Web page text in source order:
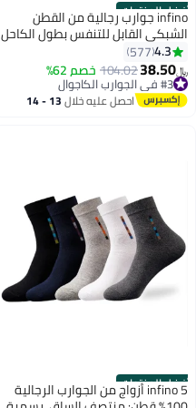
أفضل المنتجات
4
infino جوارب رجالية من القطن
الشبكي القابل للتنفس بطول الكاحل
- 5 أزواج، خفيفة الوزن ومريحة
لفصول الربيع والصيف والخريف
4.3
577
﷼‏38.50
104.02خصم 62%
#3 في الجوارب الكاجوال
#3 في الجوارب الكاجوال احصل عليه خلال 13 - 14
أفضل المنتجاتinfino 5 أزواج من الجوارب الرجالية